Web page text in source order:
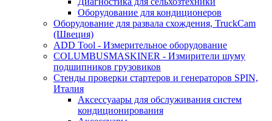
Оборудование для кондиционеров
Оборудование для развала схождения, TruckCam
(Швеция)
ADD Tool - Измерительное оборудование
COLUMBUSMASKINER - Измирители шуму
подшипников грузовиков
Стенды проверки стартеров и генераторов SPIN,
Италия
Аксессуаары для обслуживания систем
кондиционирования